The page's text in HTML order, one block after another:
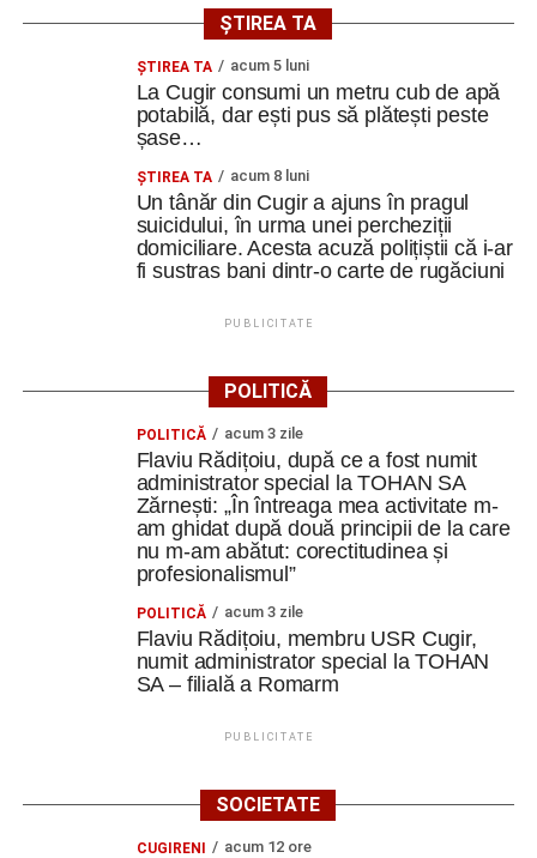
ȘTIREA TA
ȘTIREA TA acum 5 luni
La Cugir consumi un metru cub de apă
potabilă, dar ești pus să plătești peste
șase…
ȘTIREA TA acum 8 luni
Un tânăr din Cugir a ajuns în pragul
suicidului, în urma unei percheziții
domiciliare. Acesta acuză polițiștii că i-ar
fi sustras bani dintr-o carte de rugăciuni
PUBLICITATE
POLITICĂ
POLITICĂ acum 3 zile
Flaviu Rădițoiu, după ce a fost numit
administrator special la TOHAN SA
Zărnești: „În întreaga mea activitate m-
am ghidat după două principii de la care
nu m-am abătut: corectitudinea și
profesionalismul”
POLITICĂ acum 3 zile
Flaviu Rădițoiu, membru USR Cugir,
numit administrator special la TOHAN
SA – filială a Romarm
PUBLICITATE
SOCIETATE
CUGIRENI acum 12 ore